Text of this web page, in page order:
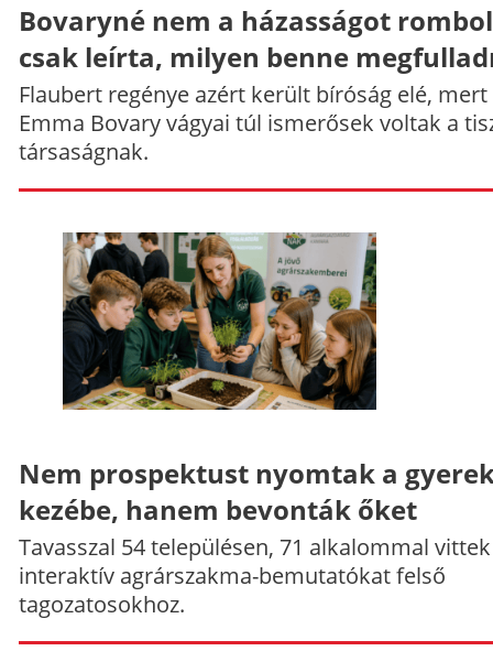
Bovaryné nem a házasságot
csak leírta, milyen benne
Flaubert regénye azért került bíróság elé, mert
Emma Bovary vágyai túl ismerősek voltak a
társaságnak.
Nem prospektust nyomtak a
kezébe, hanem bevonták őket
Tavasszal 54 településen, 71 alkalommal vittek
interaktív agrárszakma-bemutatókat felső
tagozatosokhoz.